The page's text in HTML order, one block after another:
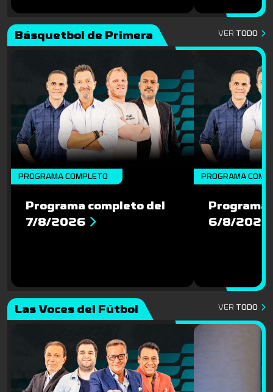
Básquetbol de Primera VER TODO
PROGRAMA COMPLETO
Programa completo del
7/8/2026
PROGRAMA
Programa
6/8/2026
Las Voces del Fútbol VER TODO